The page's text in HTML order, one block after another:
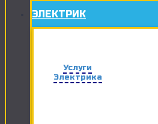
ЭЛЕКТРИК
Услуги
Электрика